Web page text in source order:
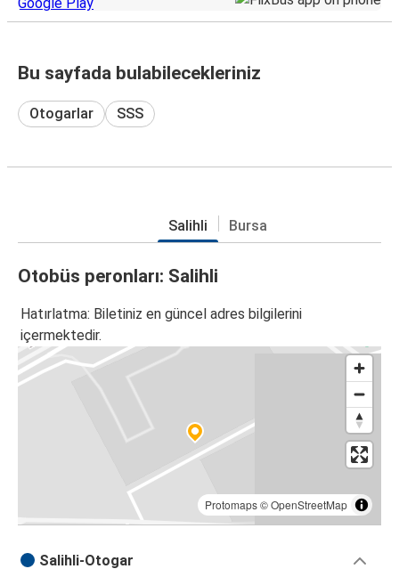
Bu sayfada bulabilecekleriniz
Otogarlar SSS
Salihli Bursa
Otobüs peronları: Salihli
Hatırlatma: Biletiniz en güncel adres bilgilerini
içermektedir.
Protomaps©OpenStreetMap
Salihli-Otogar